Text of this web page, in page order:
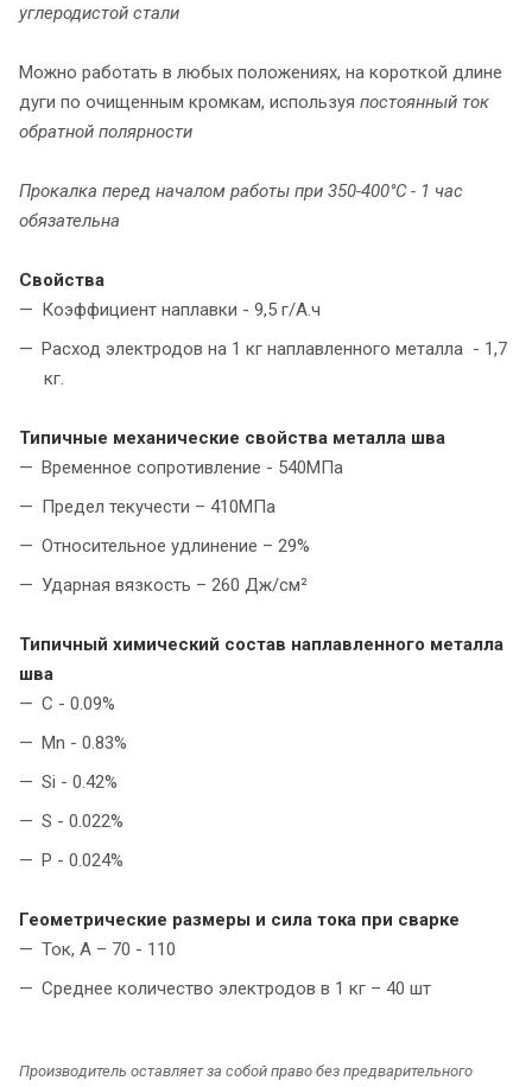
углеродистой стали
Можно работать в любых положениях, на короткой длине
дуги по очищенным кромкам, используя постоянный ток
обратной полярности
Прокалка перед началом работы при 350-400°С - 1 час
обязательна
Свойства
Коэффициент наплавки - 9,5 г/А.ч
Расход электродов на 1 кг наплавленного металла - 1,7
кг.
Типичные механические свойства металла шва
Временное сопротивление - 540МПа
Предел текучести – 410МПа
Относительное удлинение – 29%
Ударная вязкость – 260 Дж/см²
Типичный химический состав наплавленного металла
шва
C - 0.09%
Mn - 0.83%
Si - 0.42%
S - 0.022%
P - 0.024%
Геометрические размеры и сила тока при сварке
Ток, А – 70 - 110
Среднее количество электродов в 1 кг – 40 шт
Производитель оставляет за собой право без предварительного